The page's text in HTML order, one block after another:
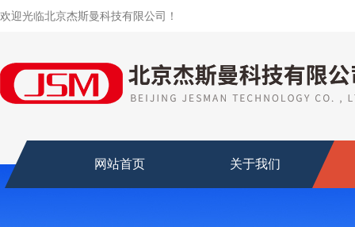
欢迎光临北京杰斯曼科技有限公司！
网站首页 关于我们